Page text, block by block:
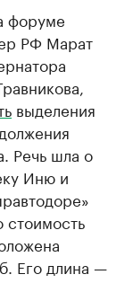
форуме
РФ Марат
выделения
Речь шла о
Иню и
стоимость
Его длина —